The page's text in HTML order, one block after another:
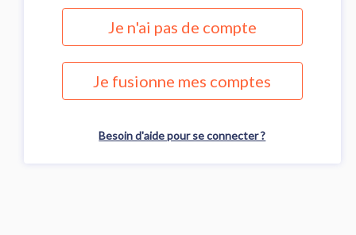
Je n'ai pas de compte
Je fusionne mes comptes
Besoin d'aide pour se connecter ?